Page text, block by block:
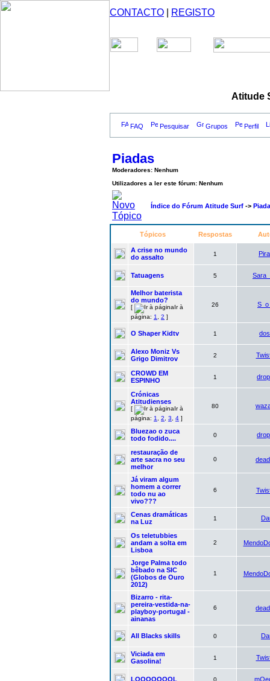
CONTACTO REGISTO
Atitude
FAQ Pesquisar Grupos Perfil
Piadas
Moderadores: Nenhum
Utilizadores a ler este fórum: Nenhum
Índice do Fórum Atitude Surf ->
Tópicos Respostas
A crise no mundo
do assalto
1
Tatuagens 5
Melhor baterista
do mundo?
[
Ir à
página: 1 2 ]
26
O Shaper Kidtv 1
Alexo Moniz Vs
Grigo Dimitrov
2
CROWD EM
ESPINHO
1
Crónicas
Atitudienses
[
Ir à
página: 1 2 3 4 ]
80
Bluezao o zuca
todo fodido....
0
restauração de
arte sacra no seu
melhor
0
Já viram algum
homem a correr
todo nu ao
vivo???
6
Cenas dramáticas
na Luz
1
Os teletubbies
andam a solta em
Lisboa
2
Jorge Palma todo
bêbado na SIC
(Globos de Ouro
2012)
1
Bizarro - rita-
pereira-vestida-na-
playboy-portugal -
ainanas
6
All Blacks skills 0
Viciada em
Gasolina!
1
LOOOOOOOL 0